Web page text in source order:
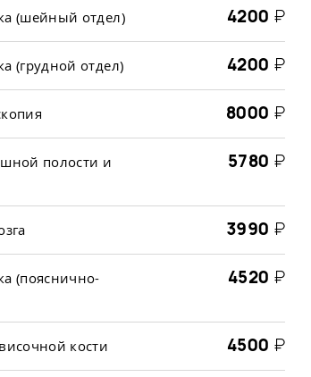
(шейный отдел) 4200 ₽
(грудной отдел) 4200 ₽
8000 ₽
полости и
5780 ₽
3990 ₽
(пояснично-
4520 ₽
кости 4500 ₽